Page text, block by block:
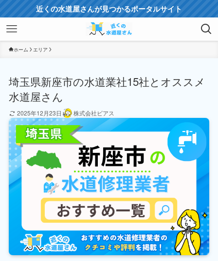
近くの水道屋さんが見つかるポータルサイト
ホーム エリア
埼玉県新座市の水道業社15社とオススメ
水道屋さん
2025年12月23日 株式会社ビアス